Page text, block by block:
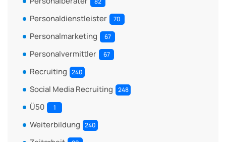
Personaldienstleister 70
Personalmarketing 67
Personalvermittler 67
Recruiting 240
Social Media Recruiting 248
Ü50 1
Weiterbildung 240